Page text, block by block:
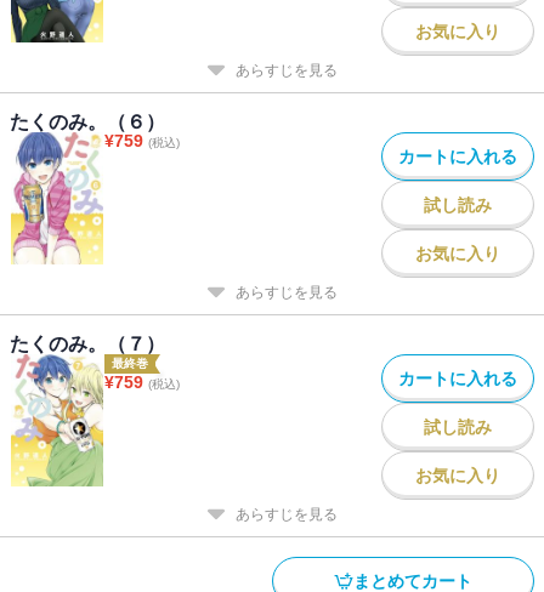
お気に入り
あらすじを見る
たくのみ。（６）
¥759 (税込)
カートに入れる
試し読み
お気に入り
あらすじを見る
たくのみ。（７）
最終巻
¥759 (税込) カートに入れる
試し読み
お気に入り
あらすじを見る
まとめてカート